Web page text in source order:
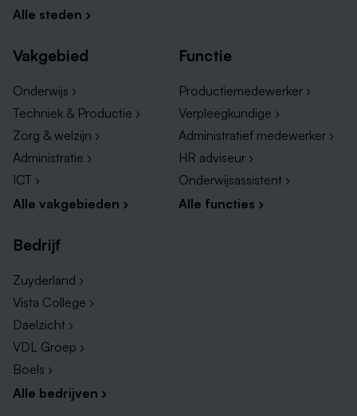
Alle steden ›
Vakgebied
Onderwijs ›
Techniek & Productie ›
Zorg & welzijn ›
Administratie ›
ICT ›
Alle vakgebieden ›
Functie
Productiemedewerker ›
Verpleegkundige ›
Administratief medewerker ›
HR adviseur ›
Onderwijsassistent ›
Alle functies ›
Bedrijf
Zuyderland ›
Vista College ›
Daelzicht ›
VDL Groep ›
Boels ›
Alle bedrijven ›